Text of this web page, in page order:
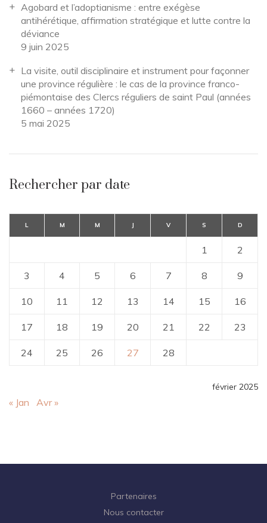
Agobard et l’adoptianisme : entre exégèse
antihérétique, affirmation stratégique et lutte contre la
déviance
9 juin 2025
La visite, outil disciplinaire et instrument pour façonner
une province régulière : le cas de la province franco-
piémontaise des Clercs réguliers de saint Paul (années
1660 – années 1720)
5 mai 2025
Rechercher par date
février 2025
L M M J V S D
1 2
3 4 5 6 7 8 9
10 11 12 13 14 15 16
17 18 19 20 21 22 23
24 25 26 27 28
« Jan Avr »
Partenaires
Nous contacter